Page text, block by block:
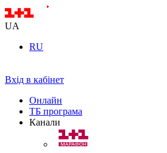
UA
RU
Вхід в кабінет
Онлайн
ТБ програма
Канали